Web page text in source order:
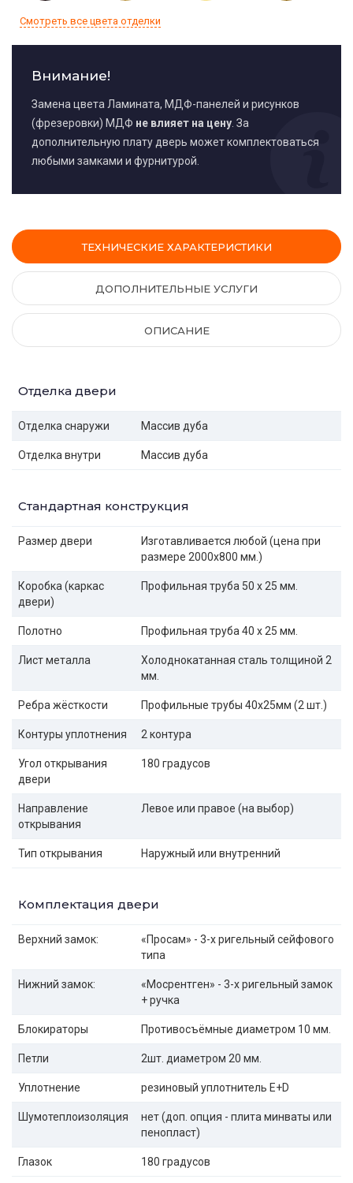
Смотреть все цвета отделки
Внимание!
Замена цвета Ламината, МДФ-панелей и рисунков
(фрезеровки) МДФ не влияет на цену . За
дополнительную плату дверь может комплектоваться
любыми замками и фурнитурой.
ТЕХНИЧЕСКИЕ ХАРАКТЕРИСТИКИ
ДОПОЛНИТЕЛЬНЫЕ УСЛУГИ
ОПИСАНИЕ
Отделка двери
Отделка снаружи Массив дуба
Отделка внутри Массив дуба
Стандартная конструкция
Размер двери
Изготавливается любой (цена при
размере 2000x800 мм.)
Коробка (каркас
двери)
Профильная труба 50 х 25 мм.
Полотно Профильная труба 40 х 25 мм.
Лист металла
Холоднокатанная сталь толщиной 2
мм.
Ребра жёсткости Профильные трубы 40х25мм (2 шт.)
Контуры уплотнения 2 контура
Угол открывания
двери
180 градусов
Направление
открывания
Левое или правое (на выбор)
Тип открывания Наружный или внутренний
Комплектация двери
Верхний замок:
«Просам» - 3-х ригельный сейфового
типа
Нижний замок:
«Мосрентген» - 3-х ригельный замок
+ ручка
Блокираторы Противосъёмные диаметром 10 мм.
Петли 2шт. диаметром 20 мм.
Уплотнение резиновый уплотнитель E+D
Шумотеплоизоляция
нет (доп. опция - плита минваты или
пенопласт)
Глазок 180 градусов